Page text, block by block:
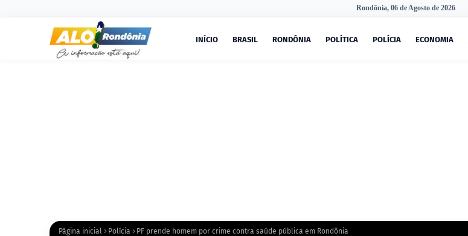
Rondônia, 06 de Agosto de 2026
INÍCIO BRASIL RONDÔNIA POLÍTICA POLÍCIA ECONOMIA
Página inicial Polícia PF prende homem por crime contra saúde pública em Rondônia